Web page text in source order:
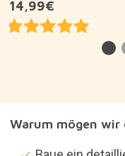
Warum mögen wir
Baue ein